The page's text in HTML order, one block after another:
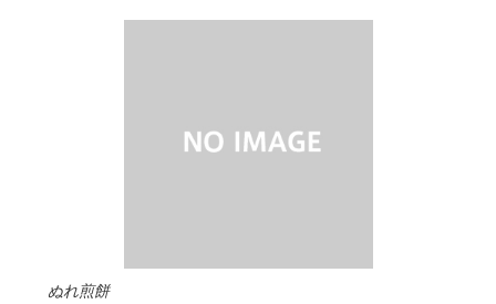
ぬれ煎餅